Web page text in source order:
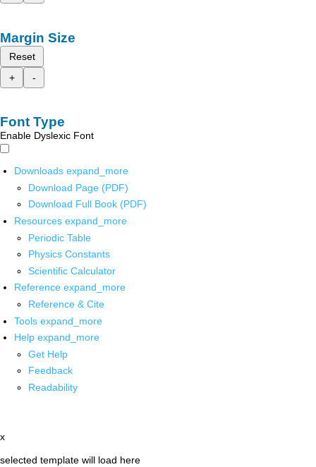
Margin Size
Reset
+
-
Font Type
Enable Dyslexic Font
Downloads expand_more
Download Page (PDF)
Download Full Book (PDF)
Resources expand_more
Periodic Table
Physics Constants
Scientific Calculator
Reference expand_more
Reference & Cite
Tools expand_more
Help expand_more
Get Help
Feedback
Readability
x
selected template will load here